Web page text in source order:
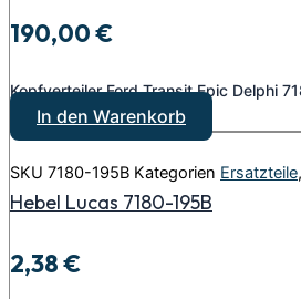
190,00€
Kopfverteiler Ford Transit Epic Delphi
In den Warenkorb
SKU 7180-195B Kategorien Ersatzteile,
Hebel Lucas 7180-195B
2,38€